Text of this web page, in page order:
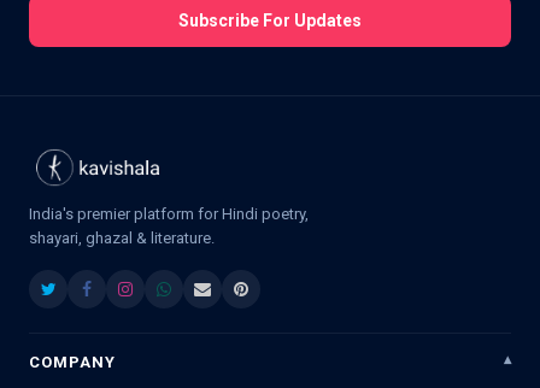
Subscribe For Updates
India's premier platform for Hindi poetry,
shayari, ghazal & literature.
COMPANY